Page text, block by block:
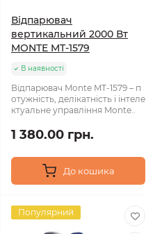
Відпарювач
вертикальний 2000 Вт
MONTE MT-1579
В наявності
Відпарювач Monte MT-1579 – п
отужність, делікатність і інтеле
ктуальне управління Monte..
1 380.00 грн.
До кошика
Популярний